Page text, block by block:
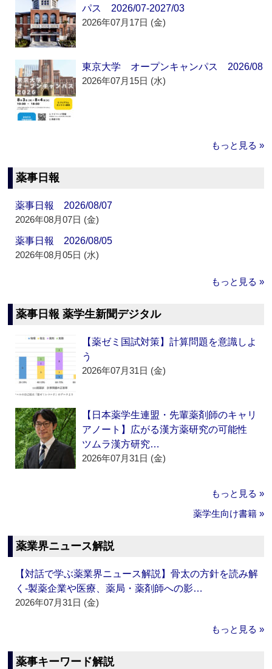
パス 2026/07-2027/03
2026年07月17日 (金)
東京大学 オープンキャンパス 2026/08
2026年07月15日 (水)
もっと見る »
薬事日報
薬事日報 2026/08/07
2026年08月07日 (金)
薬事日報 2026/08/05
2026年08月05日 (水)
もっと見る »
薬事日報 薬学生新聞デジタル
【薬ゼミ国試対策】計算問題を意識しよ
う
2026年07月31日 (金)
【日本薬学生連盟・先輩薬剤師のキャリ
アノート】広がる漢方薬研究の可能性
ツムラ漢方研究…
2026年07月31日 (金)
もっと見る »
薬学生向け書籍 »
薬業界ニュース解説
【対話で学ぶ薬業界ニュース解説】骨太の方針を読み解
く‐製薬企業や医療、薬局・薬剤師への影…
2026年07月31日 (金)
もっと見る »
薬事キーワード解説